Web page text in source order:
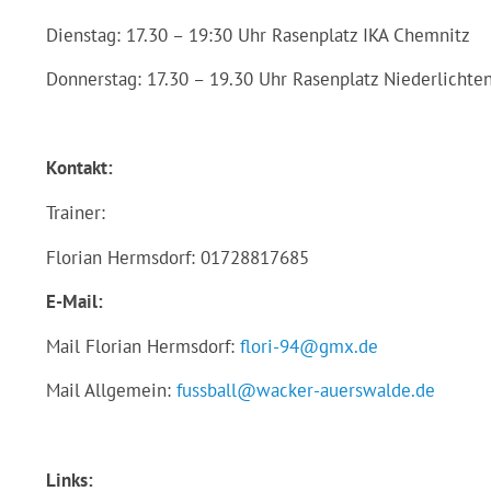
Dienstag: 17.30 – 19:30 Uhr Rasenplatz IKA Chemnitz
Donnerstag: 17.30 – 19.30 Uhr Rasenplatz
Kontakt:
Trainer:
Florian Hermsdorf: 01728817685
E-Mail:
Mail Florian Hermsdorf: flori-94@gmx.de
Mail Allgemein: fussball@wacker-auerswalde.de
Links: